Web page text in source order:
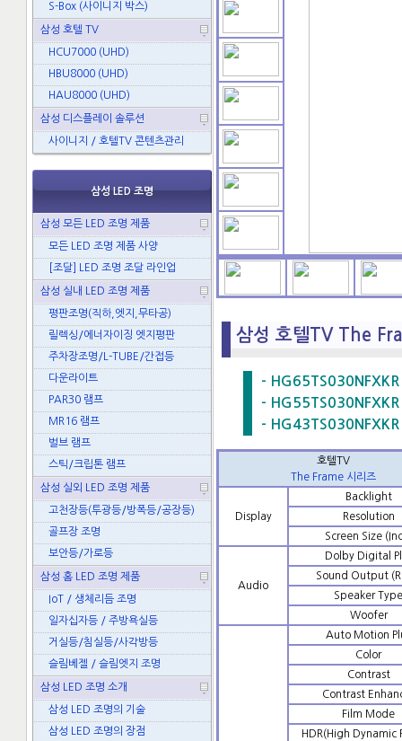
S-Box (사이니지 박스)
삼성 호텔 TV
HCU7000 (UHD)
HBU8000 (UHD)
HAU8000 (UHD)
삼성 디스플레이 솔루션
사이니지 / 호텔TV 콘텐츠관리
삼성 LED 조명
삼성 모든 LED 조명 제품
모든 LED 조명 제품 사양
[조달] LED 조명 조달 라인업
삼성 실내 LED 조명 제품
평판조명(직하,엣지,무타공)
릴렉싱/에너자이징 엣지평판
주차장조명/L-TUBE/간접등
다운라이트
PAR30 램프
MR16 램프
벌브 램프
스틱/크립톤 램프
삼성 실외 LED 조명 제품
고천장등(투광등/방폭등/공장등)
골프장 조명
보안등/가로등
삼성 홈 LED 조명 제품
IoT / 생체리듬 조명
일자십자등 / 주방욕실등
거실등/침실등/사각방등
슬림베젤 / 슬림엣지 조명
삼성 LED 조명 소개
삼성 LED 조명의 기술
삼성 LED 조명의 장점
삼성 호텔TV The
-
-
-
호텔TV
The Frame 시리즈
Display
Backlight
Resolution
Screen Size
Audio
Dolby Digital
Sound Output
Speaker Type
Woofer
Auto Motion
Color
Contrast
Contrast
Film Mode
HDR(High Dynamic